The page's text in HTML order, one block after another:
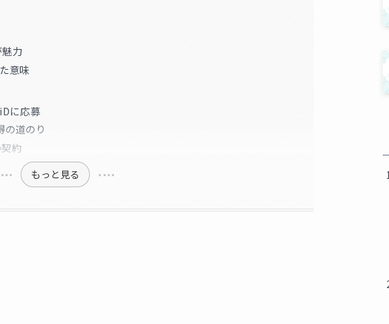
力
意味
に応募
道のり
約
もっと見る